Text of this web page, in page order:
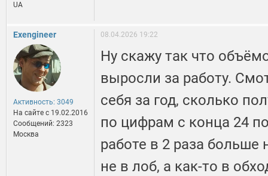
UA
Exengineer
Активность: 3049
На сайте c 19.02.2016
Сообщений: 2323
Москва
08.04.2026 19:22
Ну скажу так что
выросли за работу.
себя за год, сколько
по цифрам с конца 24
работе в 2 раза больше
не в лоб, а как-то в